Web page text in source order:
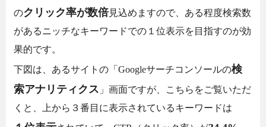
のクリック率が数倍見込めますので、ある程度検索数
があるニッチなキーワードでの１位表示を目指すのが効
果的です。
下図は、あるサイトの「Googleサーチコンソールの検
索アナリティクス 」画面ですが、こちらをご覧いただ
くと、上から３番目に表示されているキーワードは